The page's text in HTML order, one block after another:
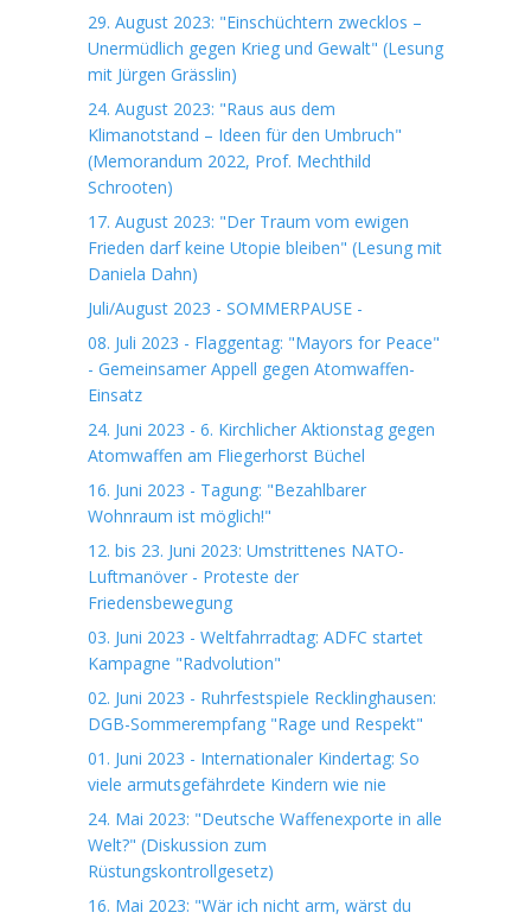
29. August 2023: "Einschüchtern zwecklos –
Unermüdlich gegen Krieg und Gewalt" (Lesung
mit Jürgen Grässlin)
24. August 2023: "Raus aus dem
Klimanotstand – Ideen für den Umbruch"
(Memorandum 2022, Prof. Mechthild
Schrooten)
17. August 2023: "Der Traum vom ewigen
Frieden darf keine Utopie bleiben" (Lesung mit
Daniela Dahn)
Juli/August 2023 - SOMMERPAUSE -
08. Juli 2023 - Flaggentag: "Mayors for Peace"
- Gemeinsamer Appell gegen Atomwaffen-
Einsatz
24. Juni 2023 - 6. Kirchlicher Aktionstag gegen
Atomwaffen am Fliegerhorst Büchel
16. Juni 2023 - Tagung: "Bezahlbarer
Wohnraum ist möglich!"
12. bis 23. Juni 2023: Umstrittenes NATO-
Luftmanöver - Proteste der
Friedensbewegung
03. Juni 2023 - Weltfahrradtag: ADFC startet
Kampagne "Radvolution"
02. Juni 2023 - Ruhrfestspiele Recklinghausen:
DGB-Sommerempfang "Rage und Respekt"
01. Juni 2023 - Internationaler Kindertag: So
viele armutsgefährdete Kindern wie nie
24. Mai 2023: "Deutsche Waffenexporte in alle
Welt?" (Diskussion zum
Rüstungskontrollgesetz)
16. Mai 2023: "Wär ich nicht arm, wärst du